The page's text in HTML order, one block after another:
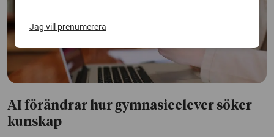
AI förändrar hur gymnasieelever söker
kunskap
Jag vill prenumerera